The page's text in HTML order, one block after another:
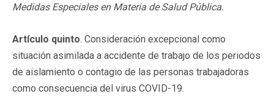
Medidas Especiales en Materia de Salud Pública.
Artículo quinto. Consideración excepcional como
situación asimilada a accidente de trabajo de los periodos
de aislamiento o contagio de las personas trabajadoras
como consecuencia del virus COVID-19.